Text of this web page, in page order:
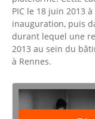
PIC le 18 juin 2013
inauguration, puis
durant lequel une
2013 au sein du
à Rennes.